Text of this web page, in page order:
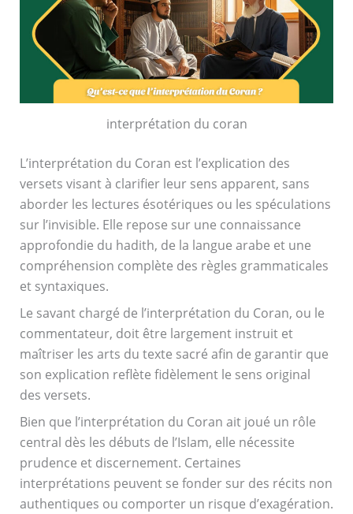
interprétation du coran
L’interprétation du Coran est l’explication des
versets visant à clarifier leur sens apparent, sans
aborder les lectures ésotériques ou les spéculations
sur l’invisible. Elle repose sur une connaissance
approfondie du hadith, de la langue arabe et une
compréhension complète des règles grammaticales
et syntaxiques.
Le savant chargé de l’interprétation du Coran, ou le
commentateur, doit être largement instruit et
maîtriser les arts du texte sacré afin de garantir que
son explication reflète fidèlement le sens original
des versets.
Bien que l’interprétation du Coran ait joué un rôle
central dès les débuts de l’Islam, elle nécessite
prudence et discernement. Certaines
interprétations peuvent se fonder sur des récits non
authentiques ou comporter un risque d’exagération.